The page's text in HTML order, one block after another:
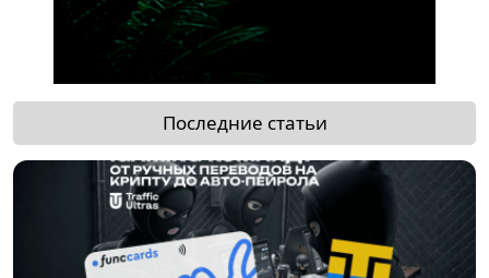
Последние статьи